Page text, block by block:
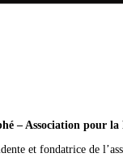
– Association pour
et fondatrice de